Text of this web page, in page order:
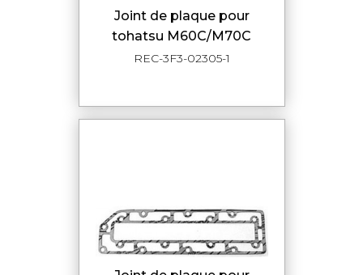
joint de plaque pour
tohatsu M60C/M70C
REC-3F3-02305-1